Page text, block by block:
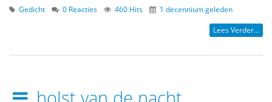
Gedicht 0 Reacties 460 Hits 1 decennium geleden
Lees Verder...
holst van de nacht